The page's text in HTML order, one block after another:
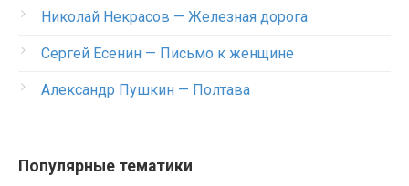
Николай Некрасов — Железная дорога
Сергей Есенин — Письмо к женщине
Александр Пушкин — Полтава
Популярные тематики